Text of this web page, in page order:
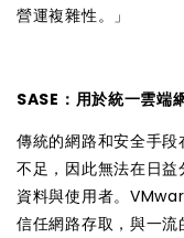
營運複雜性。」
SASE：用於統一雲端
傳統的網路和安全手
不足，因此無法在日益
資料與使用者。
信任網路存取，與一